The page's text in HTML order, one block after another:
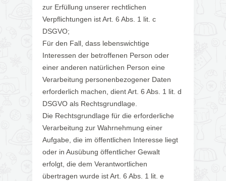
zur Erfüllung unserer rechtlichen
Verpflichtungen ist Art. 6 Abs. 1 lit. c
DSGVO;
Für den Fall, dass lebenswichtige
Interessen der betroffenen Person oder
einer anderen natürlichen Person eine
Verarbeitung personenbezogener Daten
erforderlich machen, dient Art. 6 Abs. 1 lit. d
DSGVO als Rechtsgrundlage.
Die Rechtsgrundlage für die erforderliche
Verarbeitung zur Wahrnehmung einer
Aufgabe, die im öffentlichen Interesse liegt
oder in Ausübung öffentlicher Gewalt
erfolgt, die dem Verantwortlichen
übertragen wurde ist Art. 6 Abs. 1 lit. e